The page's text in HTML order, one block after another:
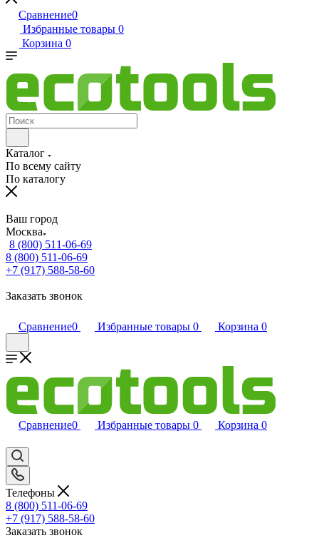
Сравнение0
Избранные товары 0
Корзина 0
Каталог
По всему сайту
По каталогу
Ваш город
Москва
8 (800) 511-06-69
8 (800) 511-06-69
+7 (917) 588-58-60
Заказать звонок
Сравнение0 Избранные товары 0 Корзина 0
Сравнение0 Избранные товары 0 Корзина 0
Телефоны
8 (800) 511-06-69
+7 (917) 588-58-60
Заказать звонок